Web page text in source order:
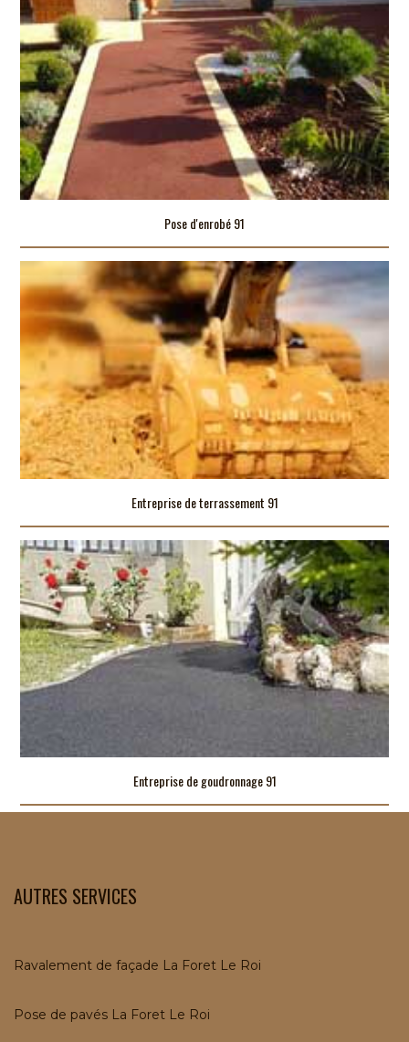
Pose d'enrobé 91
Entreprise de terrassement 91
Entreprise de goudronnage 91
AUTRES SERVICES
Ravalement de façade La Foret Le Roi
Pose de pavés La Foret Le Roi